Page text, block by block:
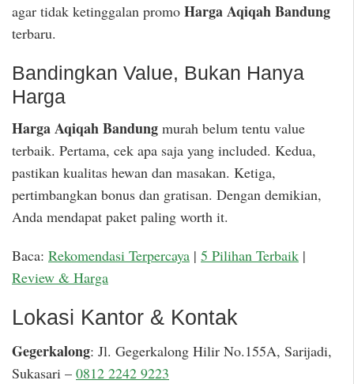
agar tidak ketinggalan promo Harga Aqiqah Bandung
terbaru.
Bandingkan Value, Bukan Hanya
Harga
Harga Aqiqah Bandung murah belum tentu value
terbaik. Pertama, cek apa saja yang included. Kedua,
pastikan kualitas hewan dan masakan. Ketiga,
pertimbangkan bonus dan gratisan. Dengan demikian,
Anda mendapat paket paling worth it.
Baca: Rekomendasi Terpercaya | 5 Pilihan Terbaik |
Review & Harga
Lokasi Kantor & Kontak
Gegerkalong: Jl. Gegerkalong Hilir No.155A, Sarijadi,
Sukasari – 0812 2242 9223